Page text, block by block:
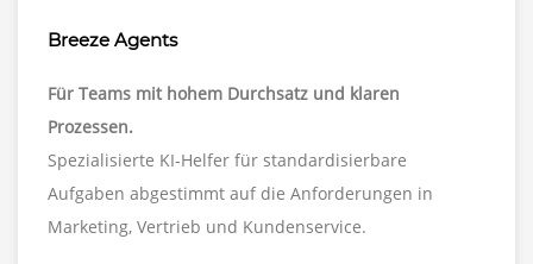
Breeze Agents
Für Teams mit hohem Durchsatz und klaren
Prozessen.
Spezialisierte KI-Helfer für standardisierbare
Aufgaben abgestimmt auf die Anforderungen in
Marketing, Vertrieb und Kundenservice.